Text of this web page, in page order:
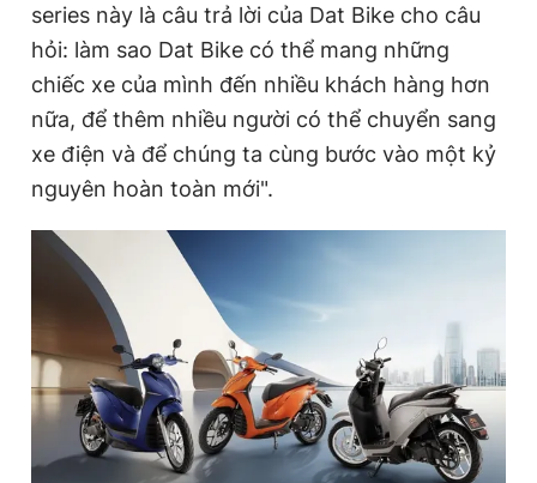
Đọc Thanh Niên trên điện thoại
Theo dõi báo trên
Hotline
0906 645 777
Liên hệ quảng cáo
0908 780 404
Đặt báo Quảng cáo Tòa soạn Chính sách bảo
series này là câu trả lời của Dat Bike cho câu
hỏi: làm sao Dat Bike có thể mang những
chiếc xe của mình đến nhiều khách hàng hơn
nữa, để thêm nhiều người có thể chuyển sang
xe điện và để chúng ta cùng bước vào một kỷ
nguyên hoàn toàn mới".